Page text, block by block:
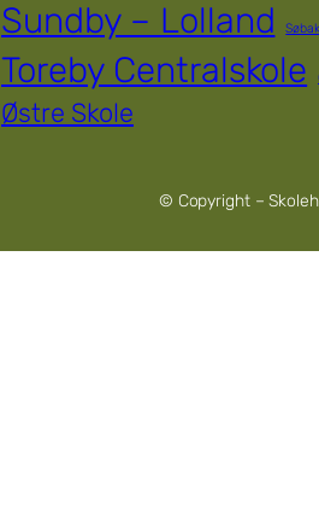
Sundby – Lolland
Toreby Centralskole
Østre Skole
© Copyright –